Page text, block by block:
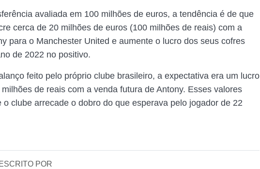
avaliada em 100 milhões de euros, a tendência é de que
cerca de 20 milhões de euros (100 milhões de reais) com a
para o Manchester United e aumente o lucro dos seus cofres
de 2022 no positivo.
feito pelo próprio clube brasileiro, a expectativa era um lucro
de reais com a venda futura de Antony. Esses valores
o clube arrecade o dobro do que esperava pelo jogador de 22
ESCRITO POR